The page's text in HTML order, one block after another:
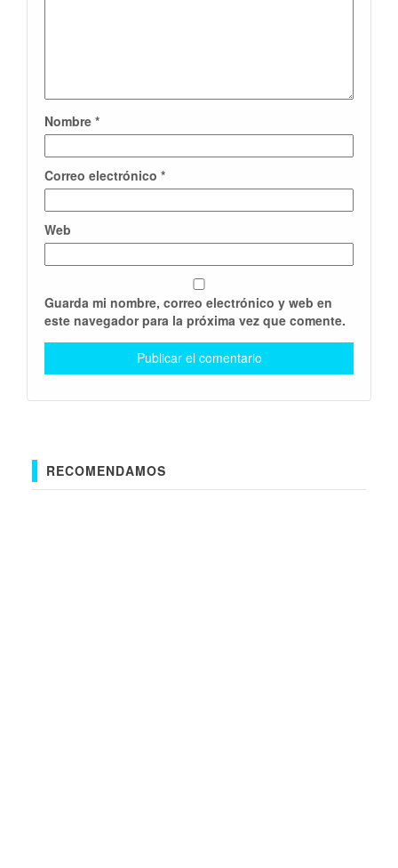
Nombre *
Correo electrónico *
Web
Guarda mi nombre, correo electrónico y web en
este navegador para la próxima vez que comente.
RECOMENDAMOS